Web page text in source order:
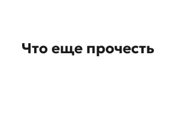
Что еще прочесть